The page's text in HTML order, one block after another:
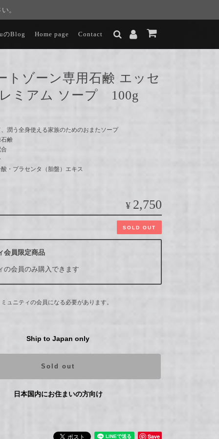
。
のBlog Home page Contact
トゾーン専用石鹸 エッセ
ミアム ソープ 100g
潤う全身使える家族のためのおまたソープ
鹸
・プラセンタ（胎盤）エキス
¥ 2,750
SOLD OUT
会員限定商品
の会員のみ購入できます
ュニティの会員になる必要があります。
Ship to Japan only
Sold out
日本国内にお住まいの方向け
Save